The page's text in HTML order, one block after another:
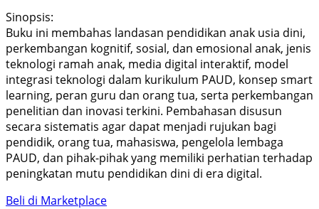
Sinopsis:
Buku ini membahas landasan pendidikan anak usia dini,
perkembangan kognitif, sosial, dan emosional anak, jenis
teknologi ramah anak, media digital interaktif, model
integrasi teknologi dalam kurikulum PAUD, konsep smart
learning, peran guru dan orang tua, serta perkembangan
penelitian dan inovasi terkini. Pembahasan disusun
secara sistematis agar dapat menjadi rujukan bagi
pendidik, orang tua, mahasiswa, pengelola lembaga
PAUD, dan pihak-pihak yang memiliki perhatian terhadap
peningkatan mutu pendidikan dini di era digital.
Beli di Marketplace